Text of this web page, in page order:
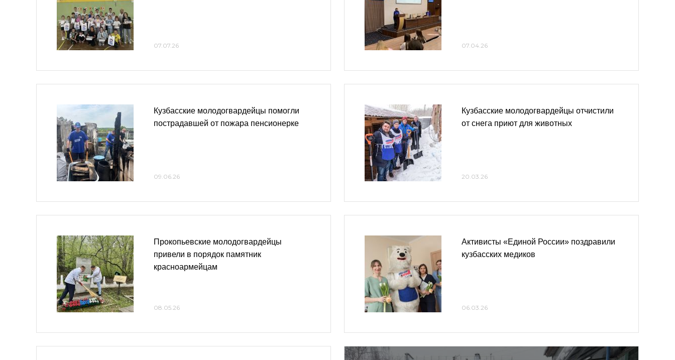
07.07.26
Кузбасские молодогвардейцы помогли
пострадавшей от пожара пенсионерке
09.06.26
Прокопьевские молодогвардейцы
привели в порядок памятник
красноармейцам
08.05.26
07.04.26
Кузбасские молодогвардейцы отчистили
от снега приют для животных
20.03.26
Активисты «Единой России» поздравили
кузбасских медиков
06.03.26